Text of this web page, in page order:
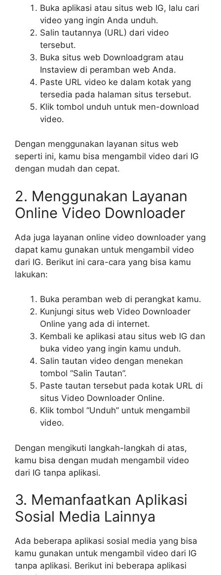
Buka aplikasi atau situs web IG, lalu cari
video yang ingin Anda unduh.
Salin tautannya (URL) dari video
tersebut.
Buka situs web Downloadgram atau
Instaview di peramban web Anda.
Paste URL video ke dalam kotak yang
tersedia pada halaman situs tersebut.
Klik tombol unduh untuk men-download
video.
Dengan menggunakan layanan situs web
seperti ini, kamu bisa mengambil video dari IG
dengan mudah dan cepat.
2. Menggunakan Layanan
Online Video Downloader
Ada juga layanan online video downloader yang
dapat kamu gunakan untuk mengambil video
dari IG. Berikut ini cara-cara yang bisa kamu
lakukan:
Buka peramban web di perangkat kamu.
Kunjungi situs web Video Downloader
Online yang ada di internet.
Kembali ke aplikasi atau situs web IG dan
buka video yang ingin kamu unduh.
Salin tautan video dengan menekan
tombol “Salin Tautan”.
Paste tautan tersebut pada kotak URL di
situs Video Downloader Online.
Klik tombol “Unduh” untuk mengambil
video.
Dengan mengikuti langkah-langkah di atas,
kamu bisa dengan mudah mengambil video
dari IG tanpa aplikasi.
3. Memanfaatkan Aplikasi
Sosial Media Lainnya
Ada beberapa aplikasi sosial media yang bisa
kamu gunakan untuk mengambil video dari IG
tanpa aplikasi. Berikut ini beberapa aplikasi